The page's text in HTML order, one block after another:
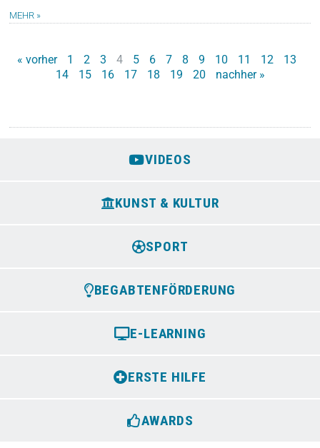
MEHR »
« vorher 1 2 3 4 5 6 7 8 9 10 11 12
13
14
15 16 17 18 19 20 nachher »
VIDEOS
KUNST & KULTUR
SPORT
BEGABTENFÖRDERUNG
E-LEARNING
ERSTE HILFE
AWARDS